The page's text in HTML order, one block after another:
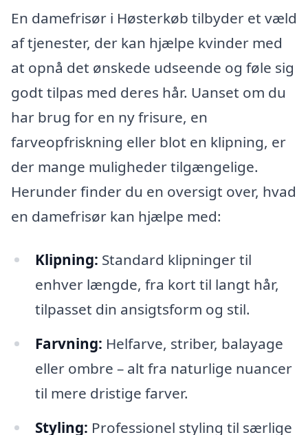
En damefrisør i Høsterkøb tilbyder et væld
af tjenester, der kan hjælpe kvinder med
at opnå det ønskede udseende og føle sig
godt tilpas med deres hår. Uanset om du
har brug for en ny frisure, en
farveopfriskning eller blot en klipning, er
der mange muligheder tilgængelige.
Herunder finder du en oversigt over, hvad
en damefrisør kan hjælpe med:
Klipning: Standard klipninger til
enhver længde, fra kort til langt hår,
tilpasset din ansigtsform og stil.
Farvning: Helfarve, striber, balayage
eller ombre – alt fra naturlige nuancer
til mere dristige farver.
Styling: Professionel styling til særlige